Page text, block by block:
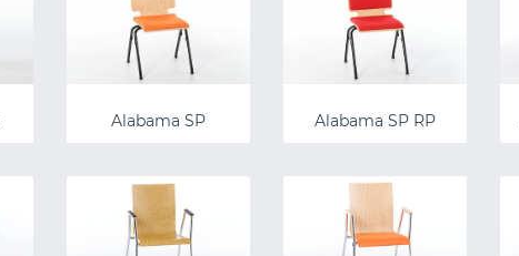
Alabama SP Alabama SP RP